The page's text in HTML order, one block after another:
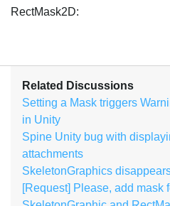
RectMask2D:
Related Discussions
Setting a Mask triggers
in Unity
Spine Unity bug with
attachments
SkeletonGraphics
[Request] Please, add mask